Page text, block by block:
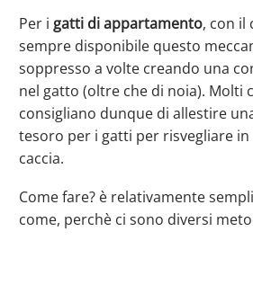
Per i gatti di appartamento, con il
sempre disponibile questo
soppresso a volte creando una
nel gatto (oltre che di noia). Molti
consigliano dunque di allestire
tesoro per i gatti per risvegliare
caccia.
Come fare? è relativamente
come, perchè ci sono diversi